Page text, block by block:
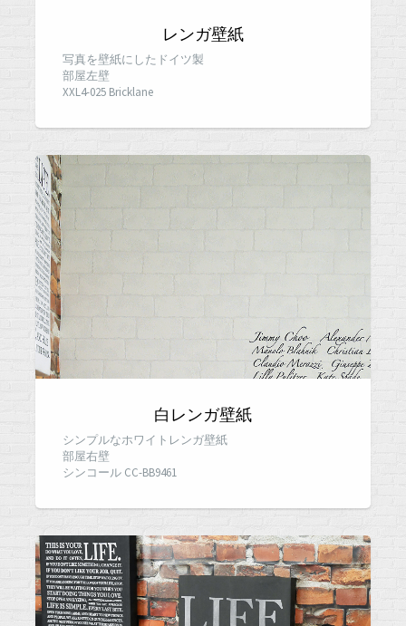
レンガ壁紙
写真を壁紙にしたドイツ製
部屋左壁
XXL4-025 Bricklane
白レンガ壁紙
シンプルなホワイトレンガ壁紙
部屋右壁
シンコール CC-BB9461